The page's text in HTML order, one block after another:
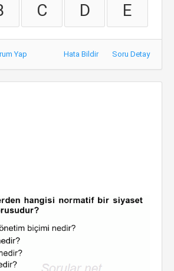
C D E
Yap Hata Bildir Soru Detay